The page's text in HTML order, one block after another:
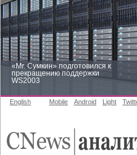
«Mr. Сумкин» подготовился к
прекращению поддержки
WS2003
English Mobile Android Light